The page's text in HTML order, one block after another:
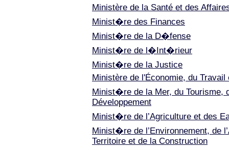
Ministère de la Santé et des
Minist�re des Finances
Minist�re de la D�fense
Minist�re de l�Int�rieur
Minist�re de la Justice
Ministère de l'Économie, du Travail
Minist�re de la Mer, du Tourisme,
Développement
Minist�re de l’Agriculture et des
Minist�re de l’Environnement, de
Territoire et de la Construction